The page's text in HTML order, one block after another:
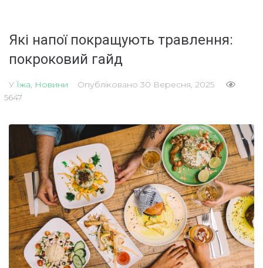
Які напої покращують травлення:
покроковий гайд
У Їжа Новини Опубліковано 30 Вересня, 2025
5647